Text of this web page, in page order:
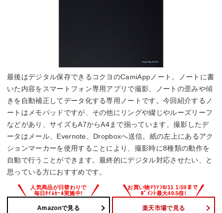
最後はデジタル保存できるコクヨのCamiAppノート。ノートに書
いた内容をスマートフォン専用アプリで撮影、ノートの歪みや傾
きを自動補正してデータ化する専用ノートです。今回紹介するノ
ートはメモパッドですが、その他にリングや綴じやルーズリーフ
などがあり、サイズもA7からA4まで揃っています。撮影したデ
ータはメール、Evernote、Dropboxへ送信。紙の左上にあるアク
ションマーカーを使用することにより、撮影時に8種類の動作を
自動で行うことができます。最終的にデジタル対応させたい、と
思っている方におすすめです。
Amazonで見る 楽天市場で見る